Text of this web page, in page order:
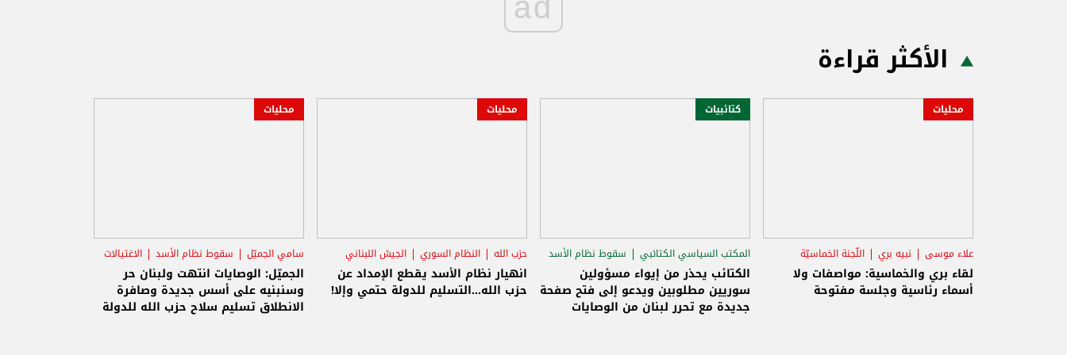
ad
الأكثر قراءة
محليات
علاء موسى نبيه بري اللّجنة الخماسيّة
لقاء بري والخماسية: مواصفات ولا
أسماء رئاسية وجلسة مفتوحة
كتائبيات
المكتب السياسي الكتائبي
سقوط نظام الأسد
الاستحقاق الرئاسي
الكتائب يحذر من إيواء مسؤولين
سوريين مطلوبين ويدعو إلى فتح صفحة
جديدة مع تحرر لبنان من الوصايات
محليات
حزب الله النظام السوري الجيش اللبناني
انهيار نظام الأسد يقطع الإمداد عن
حزب الله...التسليم للدولة حتمي وإلا!
محليات
سامي الجميّل سقوط نظام الأسد الاغتيالات
الجميّل: الوصايات انتهت ولبنان حر
وسنبنيه على أسس جديدة وصافرة
الانطلاق تسليم سلاح حزب الله للدولة